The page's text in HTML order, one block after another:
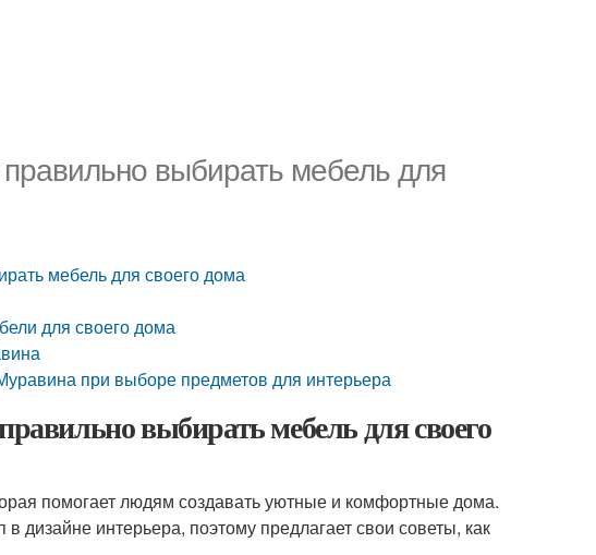
выбирать мебель для
мебель для своего дома
для своего дома
при выборе предметов для интерьера
выбирать мебель для своего
помогает людям создавать уютные и комфортные дома.
дизайне интерьера, поэтому предлагает свои советы, как